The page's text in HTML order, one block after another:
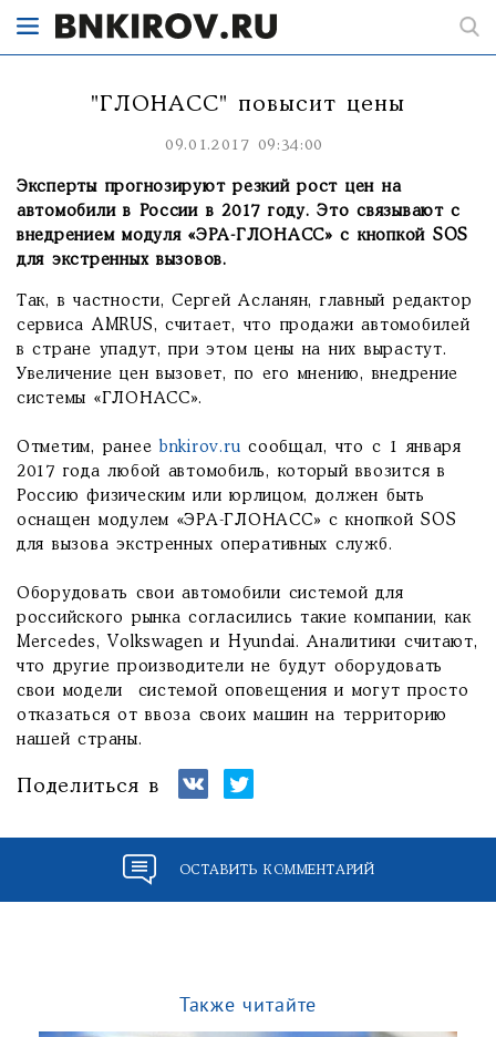
"ГЛОНАСС" повысит цены
09.01.2017 09:34:00
Эксперты прогнозируют резкий рост цен на
автомобили в России в 2017 году. Это связывают с
внедрением модуля «ЭРА-ГЛОНАСС» с кнопкой SOS
для экстренных вызовов.
Так, в частности, Сергей Асланян, главный редактор
сервиcа AMRUS, считает, что продажи автомобилей
в стране упадут, при этом цены на них вырастут.
Увеличение цен вызовет, по его мнению, внедрение
системы «ГЛОНАСС».
Отметим, ранееbnkirov.ru сообщал, что с 1 января
2017 года любой автомобиль, который ввозится в
Россию физическим или юрлицом, должен быть
оснащен модулем «ЭРА-ГЛОНАСС» с кнопкой SOS
для вызова экстренных оперативных служб.
Оборудовать свои автомобили системой для
российского рынка согласились такие компании, как
Mercedes, Volkswagen и Hyundai. Аналитики считают,
что другие производители не будут оборудовать
свои модели системой оповещения и могут просто
отказаться от ввоза своих машин на территорию
нашей страны.
Поделиться в
ОСТАВИТЬ КОММЕНТАРИЙ
Также читайте